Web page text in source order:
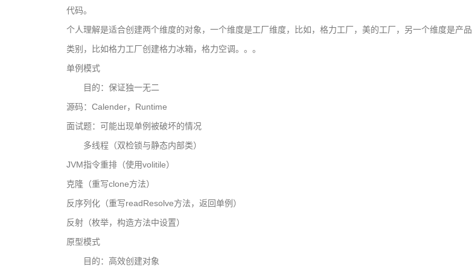
代码。
个人理解是适合创建两个维度的对象，一个维度是工厂维度，比如，格力工厂，美的工厂，另一个维度是产品
类别，比如格力工厂创建格力冰箱，格力空调。。。
单例模式
目的：保证独一无二
源码：Calender，Runtime
面试题：可能出现单例被破坏的情况
多线程（双检锁与静态内部类）
JVM指令重排（使用volitile）
克隆（重写clone方法）
反序列化（重写readResolve方法，返回单例）
反射（枚举，构造方法中设置）
原型模式
目的：高效创建对象